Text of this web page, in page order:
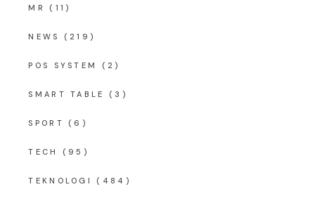
MR (11)
NEWS (219)
POS SYSTEM (2)
SMART TABLE (3)
SPORT (6)
TECH (95)
TEKNOLOGI (484)